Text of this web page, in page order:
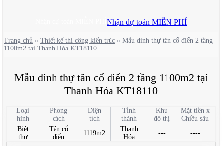
Nhận dự toán MIỄN PHÍ
Trang chủ » Thiết kế thi công kiến trúc » Mẫu dinh thự tân cổ điển 2 tầng
1100m2 tại Thanh Hóa KT18110
Mẫu dinh thự tân cổ điển 2 tầng 1100m2 tại
Thanh Hóa KT18110
Loại
hình
Biệt
thự
Phong
cách
Tân cổ
điển
Diện
tích
1119m2
Tỉnh
thành
Thanh
Hóa
Khu
đô thị
---
Mặt tiền x
Chiều sâu
----